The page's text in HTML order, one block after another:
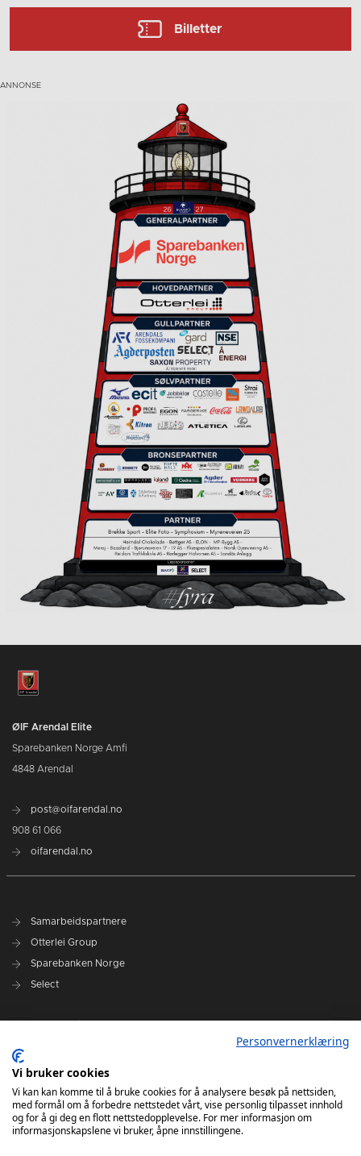
Billetter
ØIF Arendal Elite
Sparebanken Norge Amfi
4848 Arendal
post@oifarendal.no
908 61 066
oifarendal.no
Samarbeidspartnere
Otterlei Group
Sparebanken Norge
Select
Spillerstall
Administrasjon
Styret
Personvernerklæring
Vi bruker cookies
Vi kan kan komme til å bruke cookies for å analysere besøk på nettsiden,
med formål om å forbedre nettstedet vårt, vise personlig tilpasset innhold
og for å gi deg en flott nettstedopplevelse. For mer informasjon om
informasjonskapslene vi bruker, åpne innstillingene.